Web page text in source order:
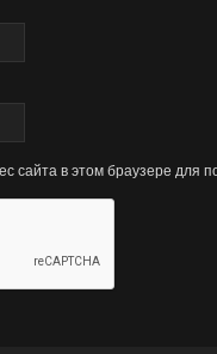
сайта в этом браузере для